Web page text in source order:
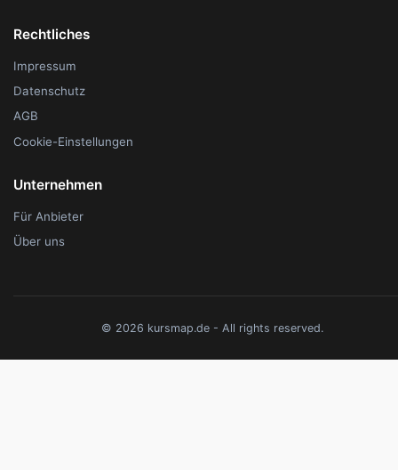
Rechtliches
Impressum
Datenschutz
AGB
Cookie-Einstellungen
Unternehmen
Für Anbieter
Über uns
© 2026 kursmap.de - All rights reserved.